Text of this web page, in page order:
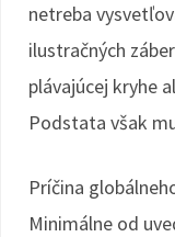
netreba
ilustračných
plávajúcej kryhe
Podstata však
Príčina
Minimálne od